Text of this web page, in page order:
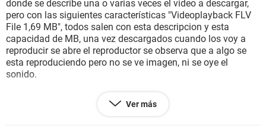
donde se describe una o varias veces el video a descargar,
pero con las siguientes características "Videoplayback FLV
File 1,69 MB", todos salen con esta descripcion y esta
capacidad de MB, una vez descargados cuando los voy a
reproducir se abre el reproductor se observa que a algo se
esta reproduciendo pero no se ve imagen, ni se oye el
sonido.
Ver más